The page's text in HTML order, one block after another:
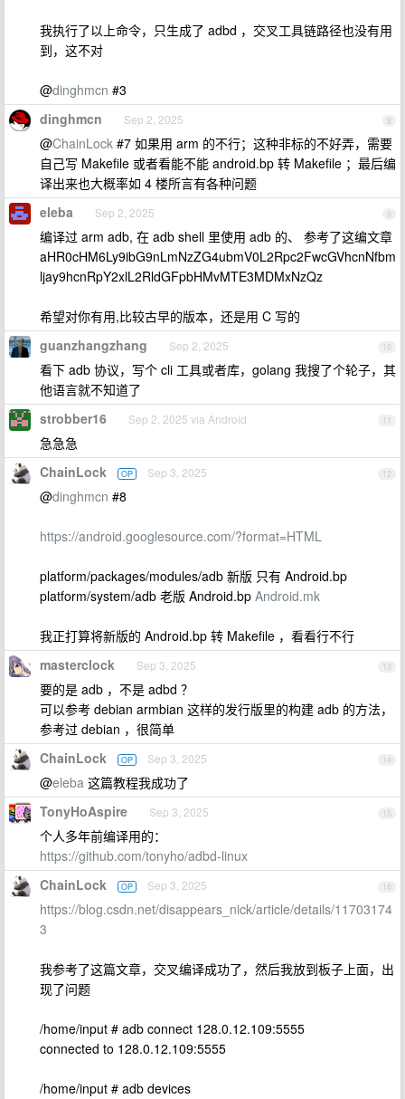
我执行了以上命令，只生成了 adbd ，交叉工具链路径也没有用
到，这不对
@dinghmcn #3
8
dinghmcn Sep 2, 2025
@ChainLock #7 如果用 arm 的不行；这种非标的不好弄，需要
自己写 Makefile 或者看能不能 android.bp 转 Makefile ；最后编
译出来也大概率如 4 楼所言有各种问题
9
eleba Sep 2, 2025
编译过 arm adb, 在 adb shell 里使用 adb 的、 参考了这编文章
aHR0cHM6Ly9ibG9nLmNzZG4ubmV0L2Rpc2FwcGVhcnNfbm
ljay9hcnRpY2xlL2RldGFpbHMvMTE3MDMxNzQz
希望对你有用,比较古早的版本，还是用 C 写的
10
guanzhangzhang Sep 2, 2025
看下 adb 协议，写个 cli 工具或者库，golang 我搜了个轮子，其
他语言就不知道了
11
strobber16 Sep 2, 2025 via Android
急急急
12
ChainLock OP Sep 3, 2025
@dinghmcn #8
https://android.googlesource.com/?format=HTML
platform/packages/modules/adb 新版 只有 Android.bp
platform/system/adb 老版 Android.bp Android.mk
我正打算将新版的 Android.bp 转 Makefile ，看看行不行
13
masterclock Sep 3, 2025
要的是 adb ，不是 adbd ？
可以参考 debian armbian 这样的发行版里的构建 adb 的方法，
参考过 debian ，很简单
14
ChainLock OP Sep 3, 2025
@eleba 这篇教程我成功了
15
TonyHoAspire Sep 3, 2025
个人多年前编译用的：
https://github.com/tonyho/adbd-linux
16
ChainLock OP Sep 3, 2025
https://blog.csdn.net/disappears_nick/article/details/11703174
3
我参考了这篇文章，交叉编译成功了，然后我放到板子上面，出
现了问题
/home/input # adb connect 128.0.12.109:5555
connected to 128.0.12.109:5555
/home/input # adb devices